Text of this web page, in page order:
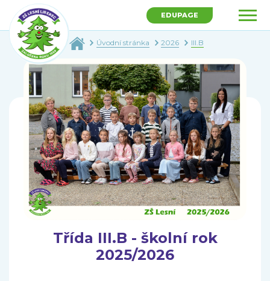
EDUPAGE
Úvodní stránka 2026 III.B
Třída III.B - školní rok
2025/2026